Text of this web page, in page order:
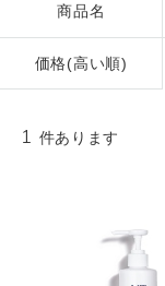
商品名
価格(高い順)
1 件あります